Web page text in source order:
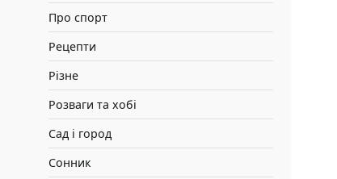
Про спорт
Рецепти
Різне
Розваги та хобі
Сад і город
Сонник